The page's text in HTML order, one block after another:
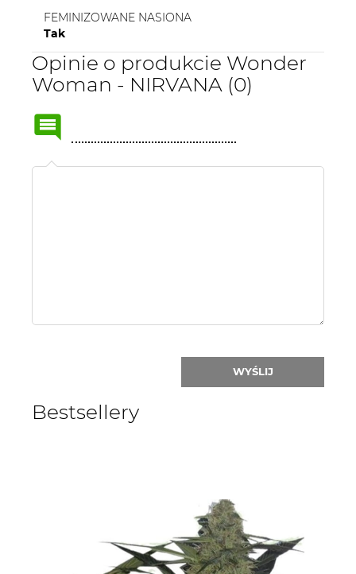
FEMINIZOWANE NASIONA
Tak
Opinie o produkcie Wonder
Woman - NIRVANA (0)
WYŚLIJ
Bestsellery